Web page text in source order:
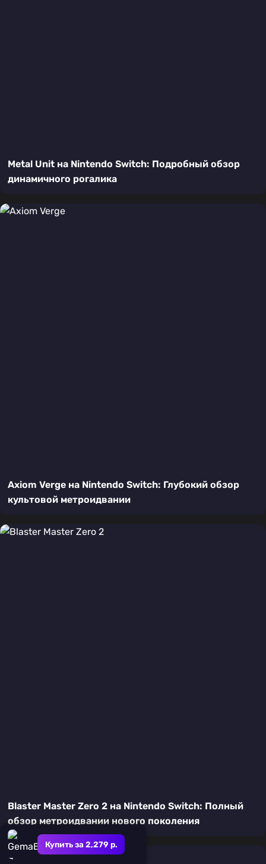
Купить за 2,279 р.
Metal Unit на Nintendo Switch: Подробный обзор
динамичного рогалика
Axiom Verge на Nintendo Switch: Глубокий обзор
культовой метроидвании
Blaster Master Zero 2 на Nintendo Switch: Полный
обзор метроидвании нового поколения